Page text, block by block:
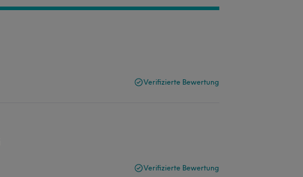
Verifizierte Bewertung
Verifizierte Bewertung